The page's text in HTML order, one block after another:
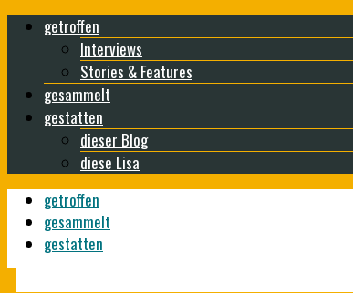
getroffen
Interviews
Stories & Features
gesammelt
gestatten
dieser Blog
diese Lisa
getroffen
gesammelt
gestatten